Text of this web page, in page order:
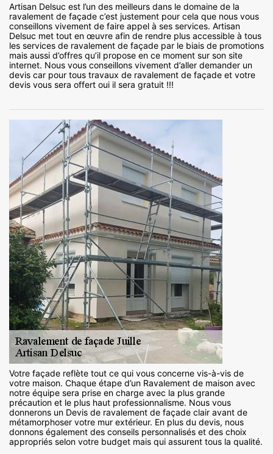
Artisan Delsuc est l’un des meilleurs dans le domaine de la
ravalement de façade c’est justement pour cela que nous vous
conseillons vivement de faire appel à ses services. Artisan
Delsuc met tout en œuvre afin de rendre plus accessible à tous
les services de ravalement de façade par le biais de promotions
mais aussi d’offres qu’il propose en ce moment sur son site
internet. Nous vous conseillons vivement d’aller demander un
devis car pour tous travaux de ravalement de façade et votre
devis vous sera offert oui il sera gratuit !!!
Votre façade reflète tout ce qui vous concerne vis-à-vis de
votre maison. Chaque étape d’un Ravalement de maison avec
notre équipe sera prise en charge avec la plus grande
précaution et le plus haut professionnalisme. Nous vous
donnerons un Devis de ravalement de façade clair avant de
métamorphoser votre mur extérieur. En plus du devis, nous
donnons également des conseils personnalisés et des choix
appropriés selon votre budget mais qui assurent tous la qualité.